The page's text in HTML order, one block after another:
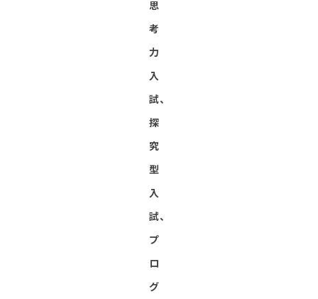
思
考
力
入
試、
探
究
型
入
試、
プ
ロ
グ